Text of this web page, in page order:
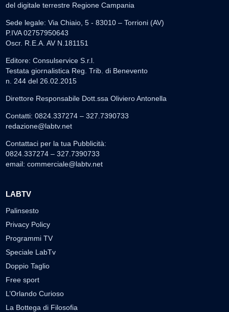
del digitale terrestre Regione Campania
Sede legale: Via Chiaio, 5 - 83010 – Torrioni (AV)
P.IVA 02757950643
Oscr. R.E.A. AV N.181151
Editore: Consulservice S.r.l.
Testata giornalistica Reg. Trib. di Benevento
n. 244 del 26.02.2015
Direttore Responsabile Dott.ssa Oliviero Antonella
Contatti: 0824.337274 – 327.7390733
redazione@labtv.net
Contattaci per la tua Pubblicità:
0824.337274 – 327.7390733
email: commerciale@labtv.net
LABTV
Palinsesto
Privacy Policy
Programmi TV
Speciale LabTv
Doppio Taglio
Free sport
L’Orlando Curioso
La Bottega di Filosofia